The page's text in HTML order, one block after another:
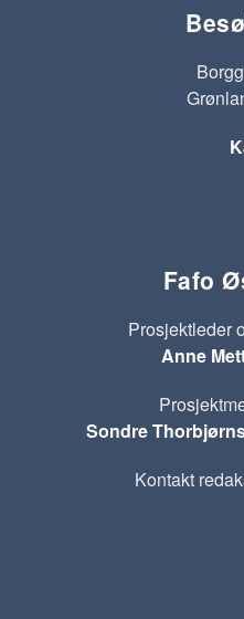
Fafo
Prosjektleder
Anne
Sondre
Kontakt